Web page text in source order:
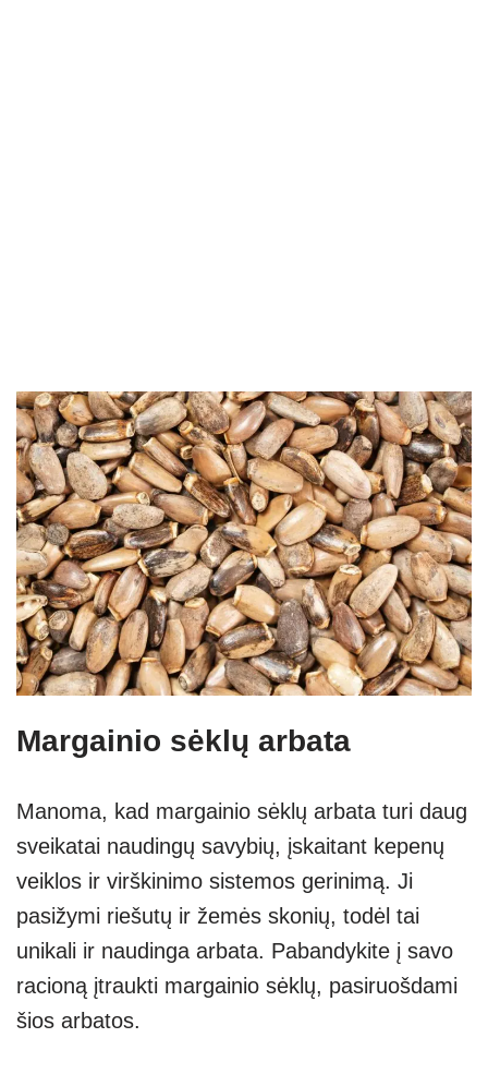
Margainio sėklų arbata
Manoma, kad margainio sėklų arbata turi daug
sveikatai naudingų savybių, įskaitant kepenų
veiklos ir virškinimo sistemos gerinimą. Ji
pasižymi riešutų ir žemės skonių, todėl tai
unikali ir naudinga arbata. Pabandykite į savo
racioną įtraukti margainio sėklų, pasiruošdami
šios arbatos.